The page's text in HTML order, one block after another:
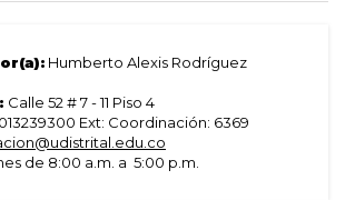
Humberto Alexis Rodríguez
Calle 52 # 7 - 11 Piso 4
Ext: Coordinación: 6369
de 8:00 a.m. a 5:00 p.m.